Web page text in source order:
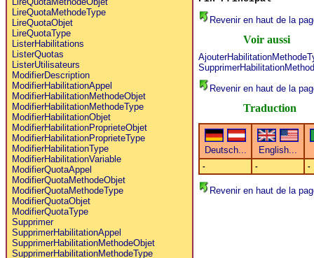
LireQuotaMethodeType
LireQuotaObjet
LireQuotaType
ListerHabilitations
ListerQuotas
ListerUtilisateurs
ModifierDescription
ModifierHabilitationAppel
ModifierHabilitationMethodeObjet
ModifierHabilitationMethodeType
ModifierHabilitationObjet
ModifierHabilitationProprieteObjet
ModifierHabilitationProprieteType
ModifierHabilitationType
ModifierHabilitationVariable
ModifierQuotaAppel
ModifierQuotaMethodeObjet
ModifierQuotaMethodeType
ModifierQuotaObjet
ModifierQuotaType
Supprimer
SupprimerHabilitationAppel
SupprimerHabilitationMethodeObjet
SupprimerHabilitationMethodeType
Revenir en haut de la
Voir aussi
Revenir en haut de la
Traduction
- - -
Revenir en haut de la